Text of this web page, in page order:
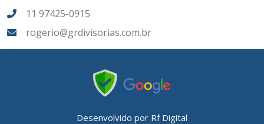
11 97425-0915
rogerio@grdivisorias.com.br
Desenvolvido por Rf Digital